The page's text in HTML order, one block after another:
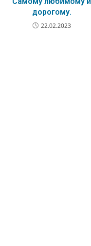
дорогому.
22.02.2023